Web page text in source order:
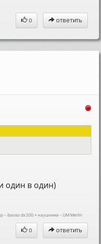
0 ответить
один в один)
- ibasso dx200 + наушники - UM Merlin
0 ответить